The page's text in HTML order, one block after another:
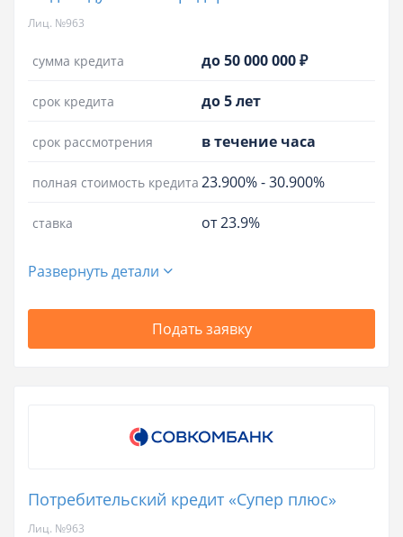
Лиц. №963
сумма кредита до 50 000 000 ₽
срок кредита до 5 лет
срок рассмотрения в течение часа
полная стоимость кредита 23.900%-30.900%
ставка от 23.9%
Развернуть детали
Подать заявку
Потребительский кредит «Супер плюс»
Лиц. №963